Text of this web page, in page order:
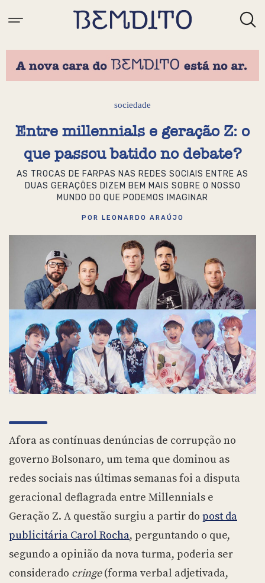
sociedade
Entre millennials e geração Z: o
que passou batido no debate?
AS TROCAS DE FARPAS NAS REDES SOCIAIS ENTRE AS
DUAS GERAÇÕES DIZEM BEM MAIS SOBRE O NOSSO
MUNDO DO QUE PODEMOS IMAGINAR
POR LEONARDO ARAÚJO
Afora as contínuas denúncias de corrupção no
governo Bolsonaro, um tema que dominou as
redes sociais nas últimas semanas foi a disputa
geracional deflagrada entre Millennials e
Geração Z. A questão surgiu a partir do post da
publicitária Carol Rocha, perguntando o que,
segundo a opinião da nova turma, poderia ser
considerado cringe(forma verbal adjetivada,